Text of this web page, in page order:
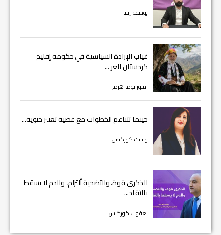
يوسف إيليا
غياب الإرادة السياسية في حكومة إقليم
كردستان العرا...
اشور توما هرمز
حينما تتناغم الخطوات مع قضية تعتبر حيوية...
وايليت كوركيس
الذكرى قوة، والتضحية ألتزام، والدم لا يسقط
بالتقاد...
يعقوب كوركيس